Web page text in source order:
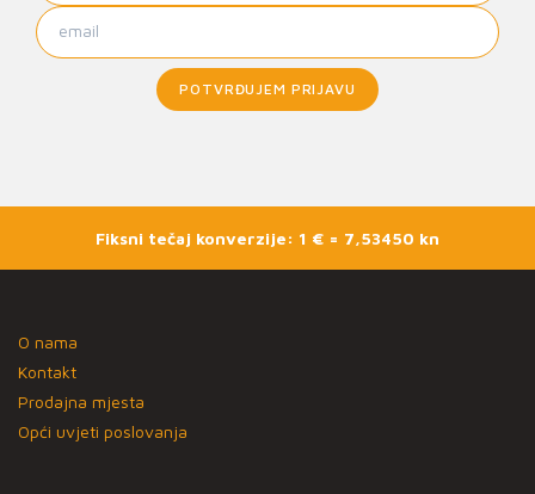
POTVRĐUJEM PRIJAVU
Fiksni tečaj konverzije: 1 € = 7,53450 kn
O nama
Kontakt
Prodajna mjesta
Opći uvjeti poslovanja